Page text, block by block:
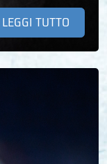
LEGGI TUTTO